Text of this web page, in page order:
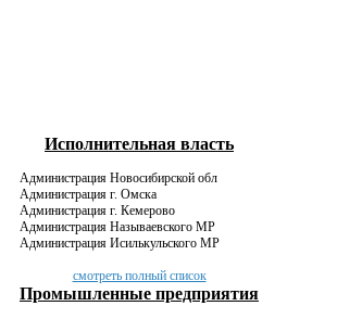
(3822) 52-95-
promtex-
tomsk@mail.ru
Исполнительная власть
Администрация Новосибирской обл
Администрация г. Омска
Администрация г. Кемерово
Администрация Называевского МР
Администрация Исилькульского МР
смотреть полный список
Промышленные предприятия